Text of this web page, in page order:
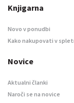
Knjigarna
Novo v ponudbi
Kako nakupovati v
Novice
Aktualni članki
Naroči se na novice